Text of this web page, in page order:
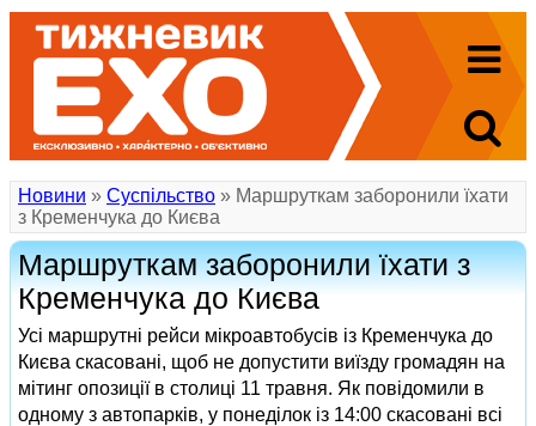
Новини » Суспільство » Маршруткам заборонили їхати
з Кременчука до Києва
Маршруткам заборонили їхати з
Кременчука до Києва
Усі маршрутні рейси мікроавтобусів із Кременчука до
Києва скасовані, щоб не допустити виїзду громадян на
мітинг опозиції в столиці 11 травня. Як повідомили в
одному з автопарків, у понеділок із 14:00 скасовані всі